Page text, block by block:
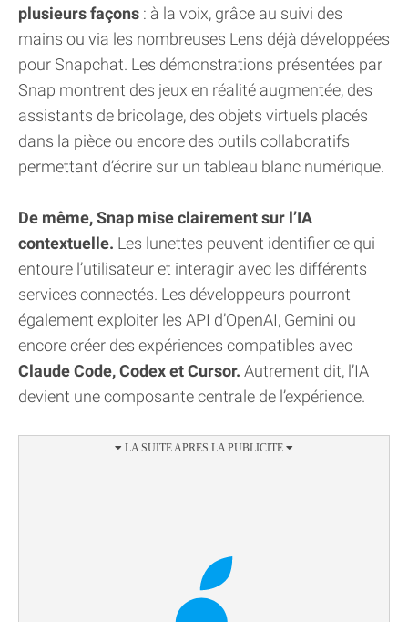
plusieurs façons : à la voix, grâce au suivi des
mains ou via les nombreuses Lens déjà développées
pour Snapchat. Les démonstrations présentées par
Snap montrent des jeux en réalité augmentée, des
assistants de bricolage, des objets virtuels placés
dans la pièce ou encore des outils collaboratifs
permettant d’écrire sur un tableau blanc numérique.
De même, Snap mise clairement sur l’IA
contextuelle. Les lunettes peuvent identifier ce qui
entoure l’utilisateur et interagir avec les différents
services connectés. Les développeurs pourront
également exploiter les API d’OpenAI, Gemini ou
encore créer des expériences compatibles avec
Claude Code, Codex et Cursor. Autrement dit, l’IA
devient une composante centrale de l’expérience.